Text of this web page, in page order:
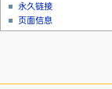
永久链接
页面信息